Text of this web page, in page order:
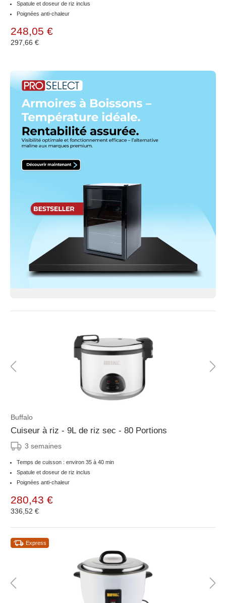
Spatule et doseur de riz inclus
Poignées anti-chaleur
248,05 €
297,66 €
Buffalo
Cuiseur à riz - 9L de riz sec - 80 Portions
3 semaines
Temps de cuisson : environ 35 à 40 min
Spatule et doseur de riz inclus
Poignées anti-chaleur
280,43 €
336,52 €
Express